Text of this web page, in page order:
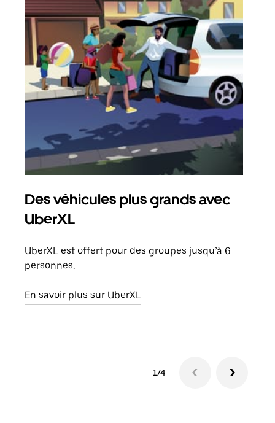
Des véhicules plus grands avec
UberXL
UberXL est offert pour des groupes jusqu’à 6
personnes.
En savoir plus sur UberXL
1/4